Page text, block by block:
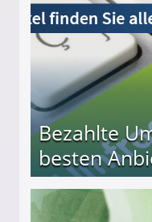
Bezahlte
besten